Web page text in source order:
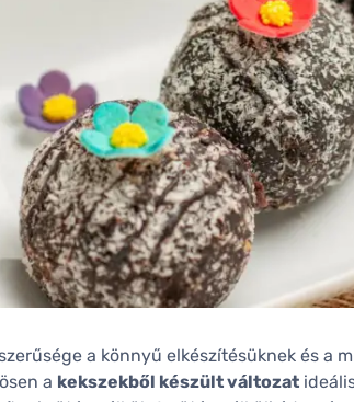
a könnyű elkészítésüknek és a
a kekszekből készült változat